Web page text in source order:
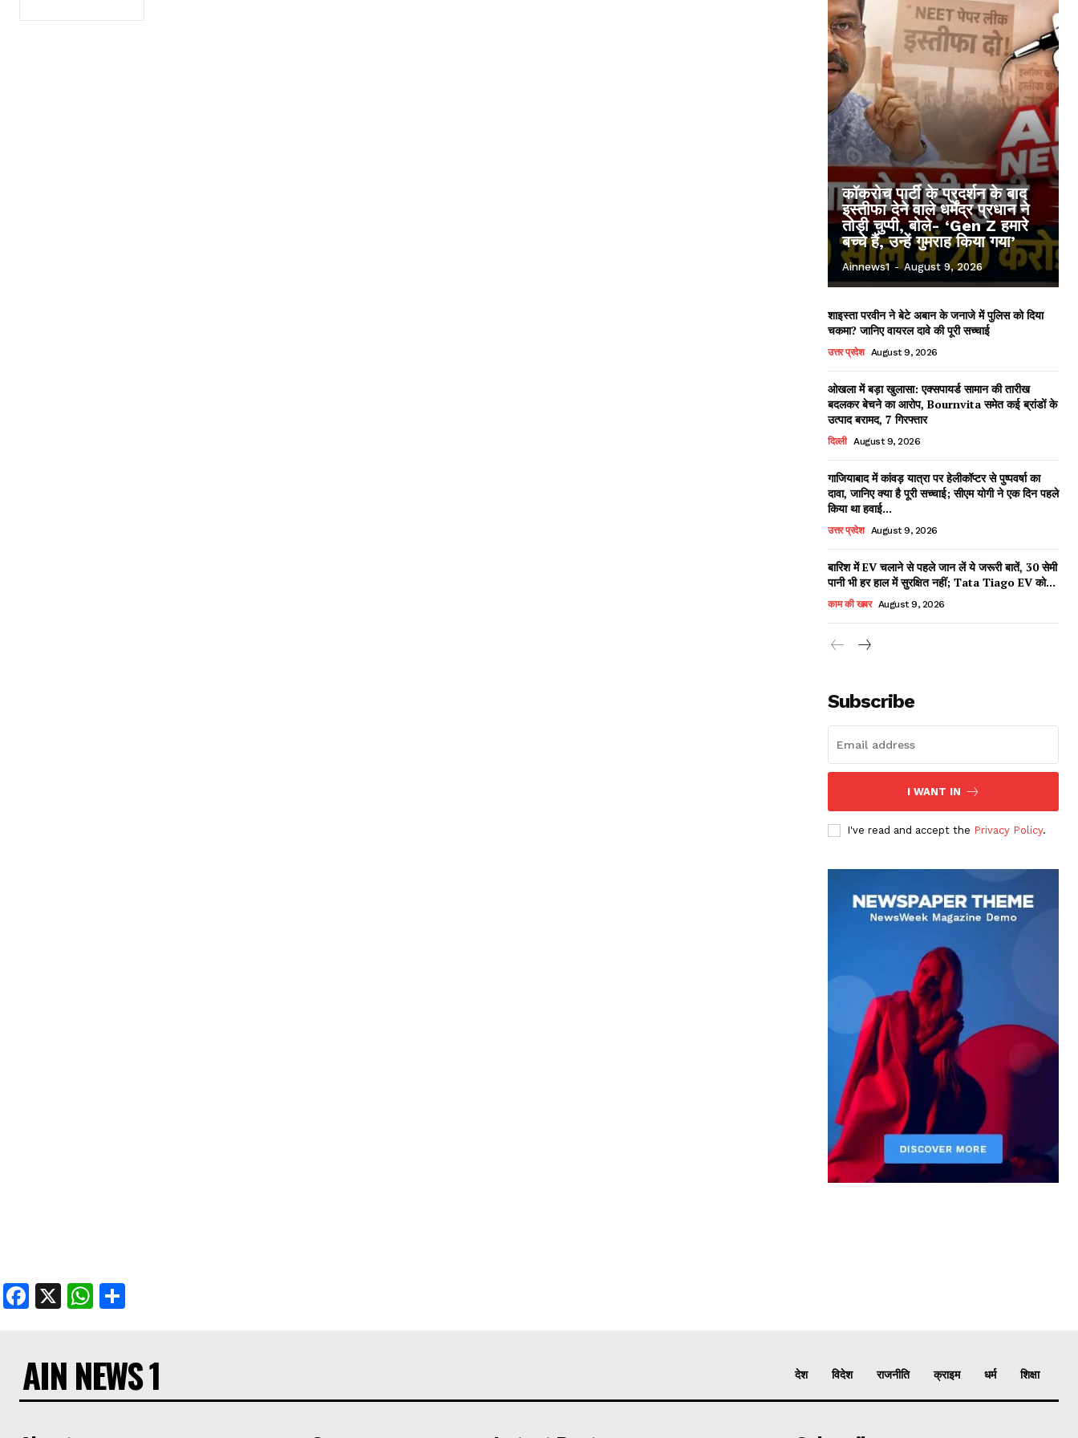
कॉकरोच पार्टी के प्रदर्शन के बाद
इस्तीफा देने वाले धर्मेंद्र प्रधान ने
तोड़ी चुप्पी, बोले- ‘Gen Z हमारे
बच्चे हैं, उन्हें गुमराह किया गया’
Ainnews1 - August 9, 2026
शाइस्ता परवीन ने बेटे अबान के जनाजे में पुलिस को दिया
चकमा? जानिए वायरल दावे की पूरी सच्चाई
उत्तर प्रदेश August 9, 2026
ओखला में बड़ा खुलासा: एक्सपायर्ड सामान की तारीख
बदलकर बेचने का आरोप, Bournvita समेत कई ब्रांडों के
उत्पाद बरामद, 7 गिरफ्तार
दिल्ली August 9, 2026
गाजियाबाद में कांवड़ यात्रा पर हेलीकॉप्टर से पुष्पवर्षा का
दावा, जानिए क्या है पूरी सच्चाई; सीएम योगी ने एक दिन पहले
किया था हवाई...
उत्तर प्रदेश August 9, 2026
बारिश में EV चलाने से पहले जान लें ये जरूरी बातें, 30 सेमी
पानी भी हर हाल में सुरक्षित नहीं; Tata Tiago EV को...
काम की खबर August 9, 2026
Subscribe
I WANT IN
I've read and accept the Privacy Policy.
Facebook
X WhatsApp
AIN NEWS 1 देश विदेश राजनीति क्राइम धर्म शिक्षा